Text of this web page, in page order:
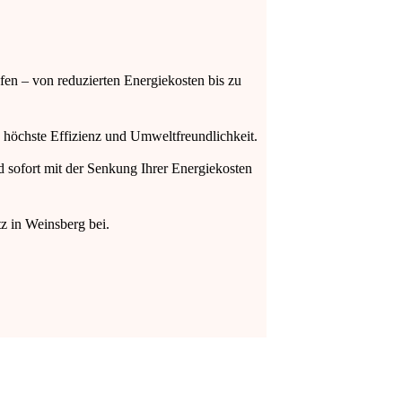
– von reduzierten Energiekosten bis zu
Effizienz und Umweltfreundlichkeit.
mit der Senkung Ihrer Energiekosten
in Weinsberg bei.